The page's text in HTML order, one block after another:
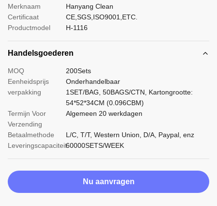
Merknaam
Hanyang Clean
Certificaat
CE,SGS,ISO9001,ETC.
Productmodel
H-1116
Handelsgoederen
MOQ
200Sets
Eenheidsprijs
Onderhandelbaar
verpakking
1SET/BAG, 50BAGS/CTN, Kartongrootte:
54*52*34CM (0.096CBM)
Termijn Voor
Verzending
Algemeen 20 werkdagen
Betaalmethode
L/C, T/T, Western Union, D/A, Paypal, enz
Leveringscapaciteit60000SETS/WEEK
Nu aanvragen